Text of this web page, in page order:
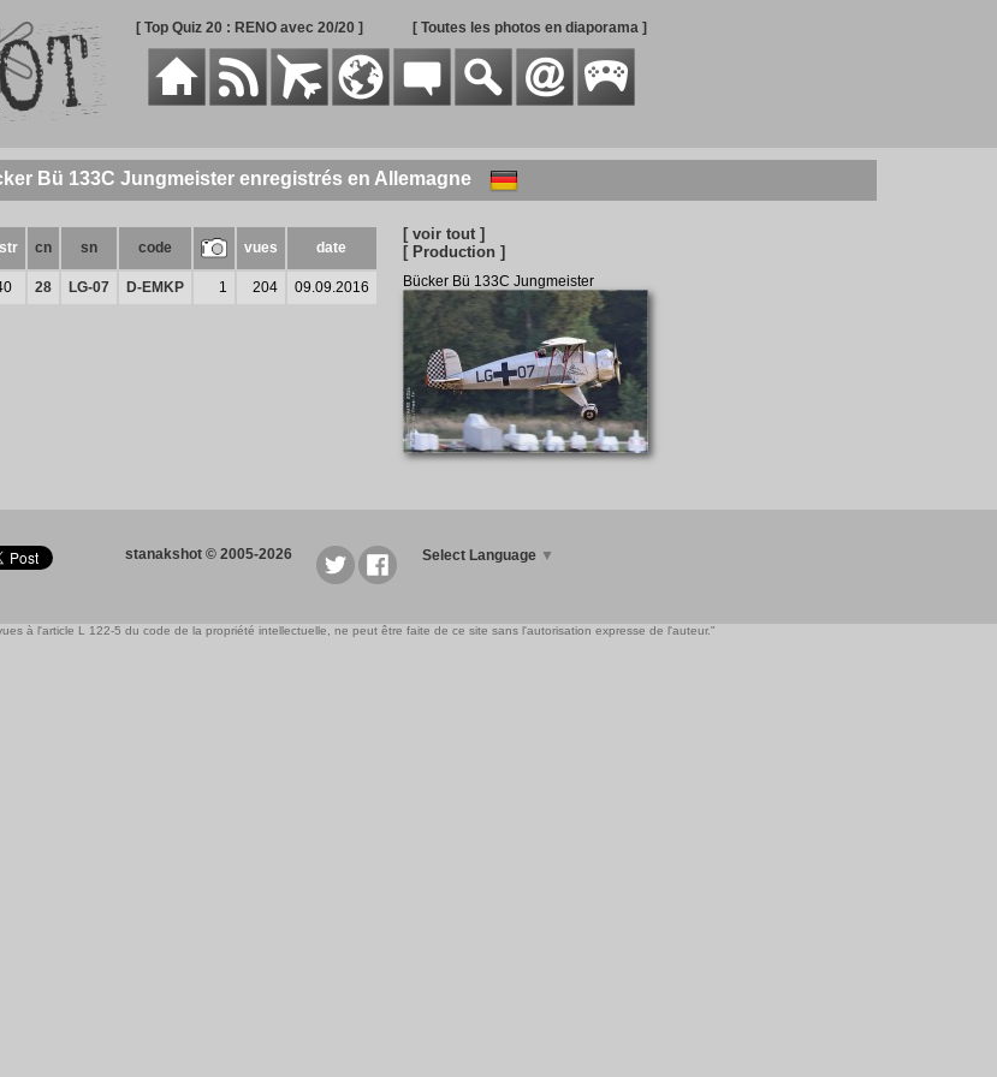
[ Top Quiz 20 : RENO avec 20/20 ] [ Toutes les photos en diaporama ]
Bü 133C Jungmeister enregistrés en Allemagne
cn sn code vues date
28 LG-07 D-EMKP 1 204 09.09.2016
[ voir tout ]
[ Production ]
Bücker Bü 133C Jungmeister
stanakshot © 2005-2026 Select Language ▼
à l'article L 122-5 du code de la propriété intellectuelle, ne peut être faite de ce site sans l'autorisation expresse de l'auteur."